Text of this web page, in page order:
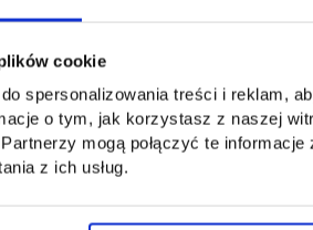
cookie
spersonalizowania treści i reklam,
o tym, jak korzystasz z naszej
mogą połączyć te
z ich usług.